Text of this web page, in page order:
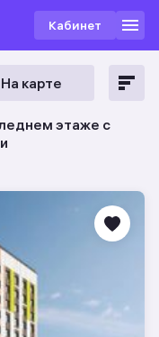
Кабинет
На карте
этаже с